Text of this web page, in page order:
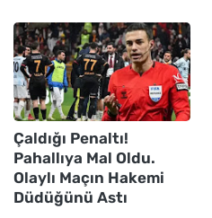
Çaldığı Penaltı!
Pahallıya Mal Oldu.
Olaylı Maçın Hakemi
Düdüğünü Astı